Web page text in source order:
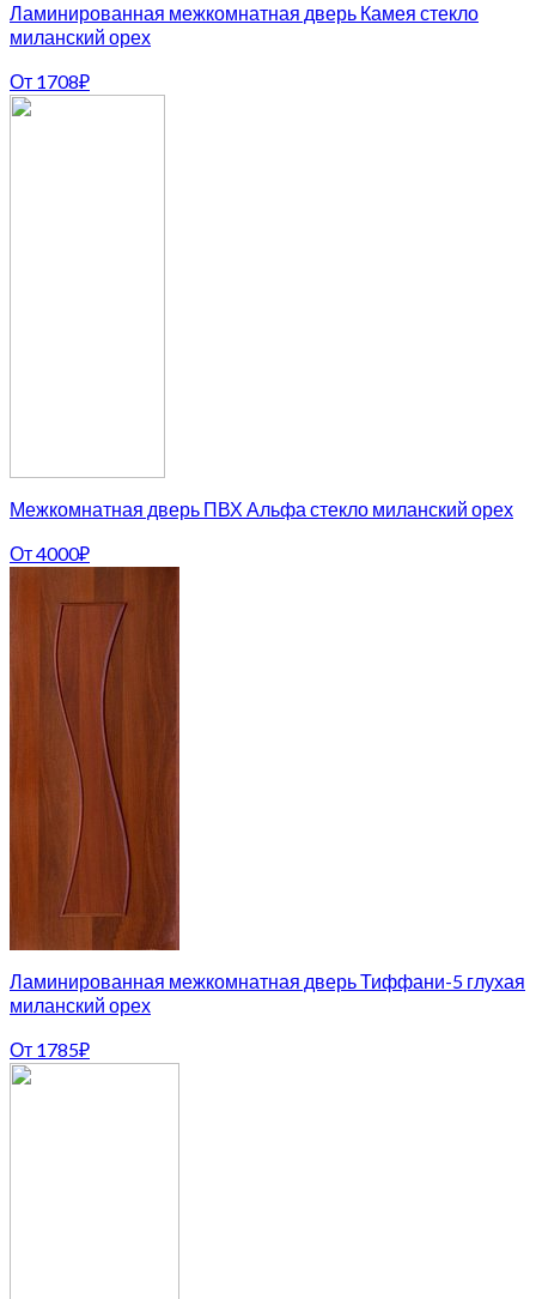
Ламинированная межкомнатная дверь Камея стекло
миланский орех
От 1708₽
Межкомнатная дверь ПВХ Альфа стекло миланский орех
От4000₽
Ламинированная межкомнатная дверь Тиффани-5 глухая
миланский орех
От 1785₽